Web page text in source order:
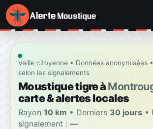
Veille citoyenne • Données anonymisées
selon les signalements
Moustique tigre à
carte & alertes locales
Rayon 10 km • Derniers 30 jours •
signalement : —